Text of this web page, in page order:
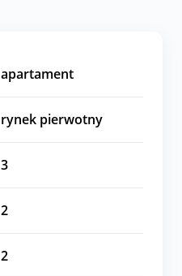
apartament
rynek pierwotny
3
2
2